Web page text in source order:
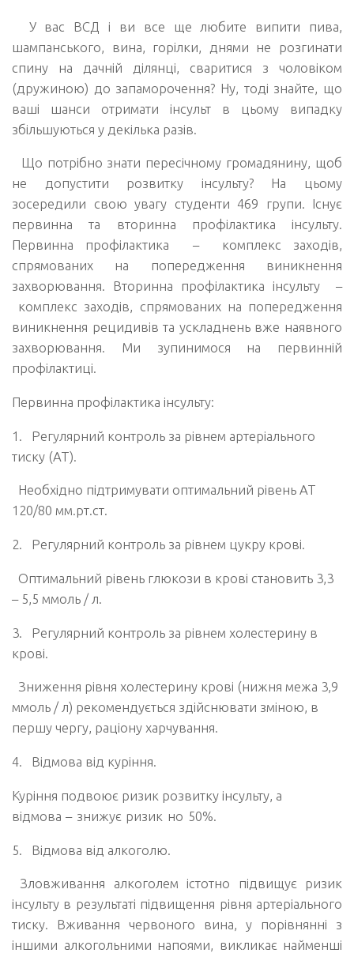
У вас ВСД і ви все ще любите випити пива,
шампанського, вина, горілки, днями не розгинати
спину на дачній ділянці, сваритися з чоловіком
(дружиною) до запаморочення? Ну, тоді знайте, що
ваші шанси отримати інсульт в цьому випадку
збільшуються у декілька разів.
Що потрібно знати пересічному громадянину, щоб
не допустити розвитку інсульту? На цьому
зосередили свою увагу студенти 469 групи. Існує
первинна та вторинна профілактика інсульту.
Первинна профілактика – комплекс заходів,
спрямованих на попередження виникнення
захворювання. Вторинна профілактика інсульту –
комплекс заходів, спрямованих на попередження
виникнення рецидивів та ускладнень вже наявного
захворювання. Ми зупинимося на первинній
профілактиці.
Первинна профілактика інсульту:
1.
Регулярний контроль за рівнем артеріального
тиску (АТ).
Необхідно підтримувати оптимальний рівень АТ
120/80 мм.рт.ст.
2. Регулярний контроль за рівнем цукру крові.
Оптимальний рівень глюкози в крові становить 3,3
– 5,5 ммоль / л.
3.
Регулярний контроль за рівнем холестерину в
крові.
Зниження рівня холестерину крові (нижня межа 3,9
ммоль / л) рекомендується здійснювати зміною, в
першу чергу, раціону харчування.
4. Відмова від куріння.
Куріння подвоює ризик розвитку інсульту, а
відмова –знижує ризик но 50%.
5. Відмова від алкоголю.
Зловживання алкоголем істотно підвищує ризик
інсульту в результаті підвищення рівня артеріального
тиску. Вживання червоного вина, у порівнянні з
іншими алкогольними напоями, викликає найменші